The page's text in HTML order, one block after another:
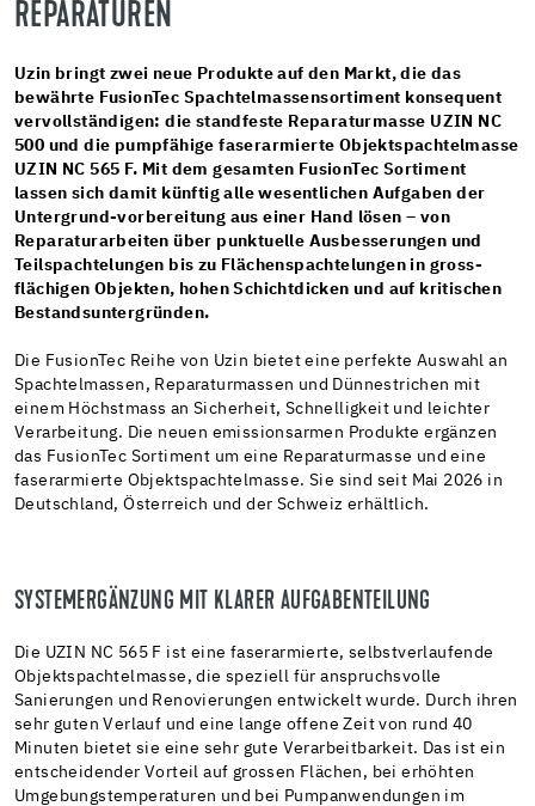
REPARATUREN
Uzin bringt zwei neue Produkte auf den Markt, die das
bewährte FusionTec Spachtelmassensortiment konsequent
vervollständigen: die standfeste Reparaturmasse UZIN NC
500 und die pumpfähige faserarmierte Objektspachtelmasse
UZIN NC 565 F. Mit dem gesamten FusionTec Sortiment
lassen sich damit künftig alle wesentlichen Aufgaben der
Untergrund-vorbereitung aus einer Hand lösen – von
Reparaturarbeiten über punktuelle Ausbesserungen und
Teilspachtelungen bis zu Flächenspachtelungen in gross-
flächigen Objekten, hohen Schichtdicken und auf kritischen
Bestandsuntergründen.
Die FusionTec Reihe von Uzin bietet eine perfekte Auswahl an
Spachtelmassen, Reparaturmassen und Dünnestrichen mit
einem Höchstmass an Sicherheit, Schnelligkeit und leichter
Verarbeitung. Die neuen emissionsarmen Produkte ergänzen
das FusionTec Sortiment um eine Reparaturmasse und eine
faserarmierte Objektspachtelmasse. Sie sind seit Mai 2026 in
Deutschland, Österreich und der Schweiz erhältlich.
SYSTEMERGÄNZUNG MIT KLARER AUFGABENTEILUNG
Die UZIN NC 565 F ist eine faserarmierte, selbstverlaufende
Objektspachtelmasse, die speziell für anspruchsvolle
Sanierungen und Renovierungen entwickelt wurde. Durch ihren
sehr guten Verlauf und eine lange offene Zeit von rund 40
Minuten bietet sie eine sehr gute Verarbeitbarkeit. Das ist ein
entscheidender Vorteil auf grossen Flächen, bei erhöhten
Umgebungstemperaturen und bei Pumpanwendungen im